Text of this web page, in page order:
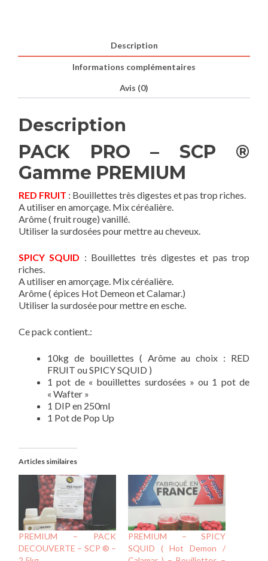
Description
Informations complémentaires
Avis (0)
Description
PACK PRO – SCP ®
Gamme PREMIUM
RED FRUIT : Bouillettes très digestes et pas trop riches.
A utiliser en amorçage. Mix céréalière.
Arôme ( fruit rouge) vanillé.
Utiliser la surdosées pour mettre au cheveux.
SPICY SQUID : Bouillettes très digestes et pas trop
riches.
A utiliser en amorçage. Mix céréalière.
Arôme ( épices Hot Demeon et Calamar.)
Utiliser la surdosée pour mettre en esche.
Ce pack contient.:
10kg de bouillettes ( Arôme au choix : RED
FRUIT ou SPICY SQUID )
1 pot de « bouillettes surdosées » ou 1 pot de
« Wafter »
1 DIP en 250ml
1 Pot de Pop Up
Articles similaires
PREMIUM – PACK
DECOUVERTE – SCP ® –
PREMIUM – SPICY
SQUID ( Hot Demon /